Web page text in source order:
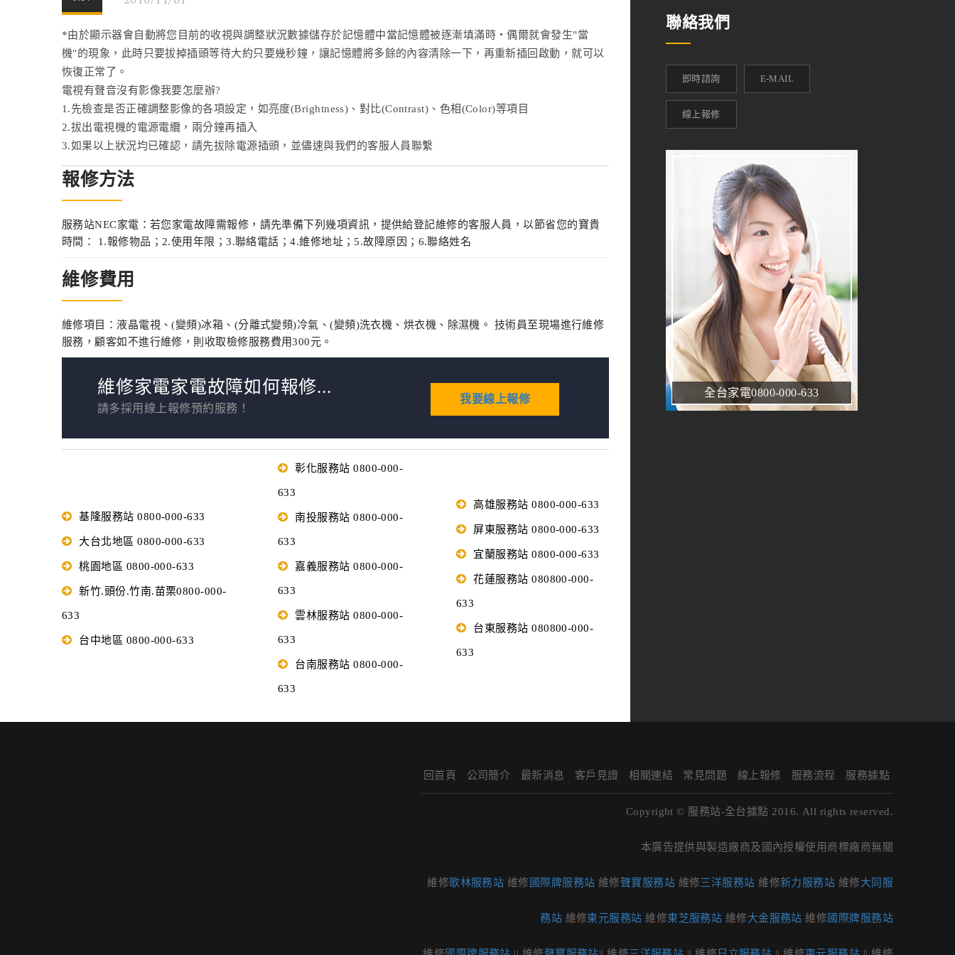
*由於顯示器會自動將您目前的收視與調整狀況數據儲存於記憶體中當記憶體被逐漸填滿時‧偶爾就會發生"當
機"的現象，此時只要拔掉插頭等待大約只要幾秒鐘，讓記憶體將多餘的內容清除一下，再重新插回啟動，就可以
恢復正常了。
電視有聲音沒有影像我要怎麼辦?
1.先檢查是否正確調整影像的各項設定，如亮度(Brightness)、對比(Contrast)、色相(Color)等項目
2.拔出電視機的電源電纜，兩分鐘再插入
3.如果以上狀況均已確認，請先拔除電源插頭，並儘速與我們的客服人員聯繫
報修方法
服務站NEC家電：若您家電故障需報修，請先準備下列幾項資訊，提供給登記維修的客服人員，以節省您的寶貴
時間： 1.報修物品；2.使用年限；3.聯絡電話；4.維修地址；5.故障原因；6.聯絡姓名
維修費用
維修項目：液晶電視、(變頻)冰箱、(分離式變頻)冷氣、(變頻)洗衣機、烘衣機、除濕機。 技術員至現場進行維修
服務，顧客如不進行維修，則收取檢修服務費用300元。
維修家電家電故障如何報修...
請多採用線上報修預約服務！
我要線上報修
基隆服務站 0800-000-633
大台北地區 0800-000-633
桃園地區 0800-000-633
新竹.頭份.竹南.苗栗0800-000-
633
台中地區 0800-000-633
彰化服務站 0800-000-
633
南投服務站 0800-000-
633
嘉義服務站 0800-000-
633
雲林服務站 0800-000-
633
台南服務站 0800-000-
633
高雄服務站 0800-000-633
屏東服務站 0800-000-633
宜蘭服務站 0800-000-633
花蓮服務站 080800-000-
633
台東服務站 080800-000-
633
聯絡我們
即時諮詢 E-MAIL
線上報修
全台家電0800-000-633
回首頁 公司簡介 最新消息 客戶見證 相關連結 常見問題 線上報修 服務流程 服務據點
Copyright © 服務站-全台據點 2016. All rights reserved.
本廣告提供與製造廠商及國內授權使用商標廠商無關
維修歌林服務站 維修 國際牌服務站 維修聲寶服務站 維修三洋服務站 維修新力服務站 維修大同服
務站 維修東元服務站 維修東芝服務站 維修大金服務站 維修國際牌服務站